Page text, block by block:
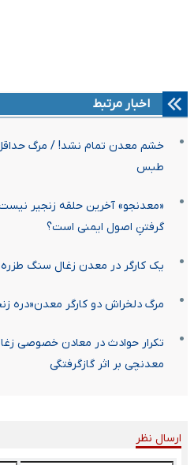
اخبار مرتبط
طبس
«معدنجو» آخرین حلقه زنجیر
گرفتنِ اصول ایمنی است؟
یک کارگر در معدن زغال سنگ
مرگ دلخراش دو کارگر معدن«دره
تکرار حوادث در معادن خصوصی
معدنچی بر اثر گازگرفتگی
ارسال نظر